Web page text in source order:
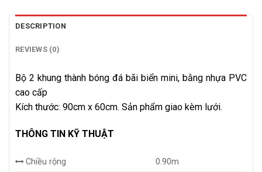
DESCRIPTION
REVIEWS (0)
Bộ 2 khung thành bóng đá bãi biển mini, bằng nhựa PVC
cao cấp
Kích thước: 90cm x 60cm. Sản phẩm giao kèm lưới.
THÔNG TIN KỸ THUẬT
Chiều rộng
0.90m